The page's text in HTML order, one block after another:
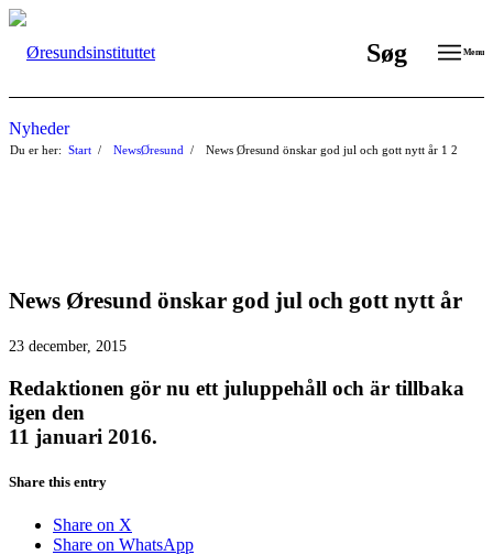
Søg Menu
Nyheder
Du er her: Start 1
/ NewsØresund 2
/ News Øresund önskar god jul och gott nytt år
News Øresund önskar god jul och gott nytt år
23 december, 2015
Redaktionen gör nu ett juluppehåll och är tillbaka
igen den
11 januari 2016.
Share this entry
Share on X
Share on WhatsApp